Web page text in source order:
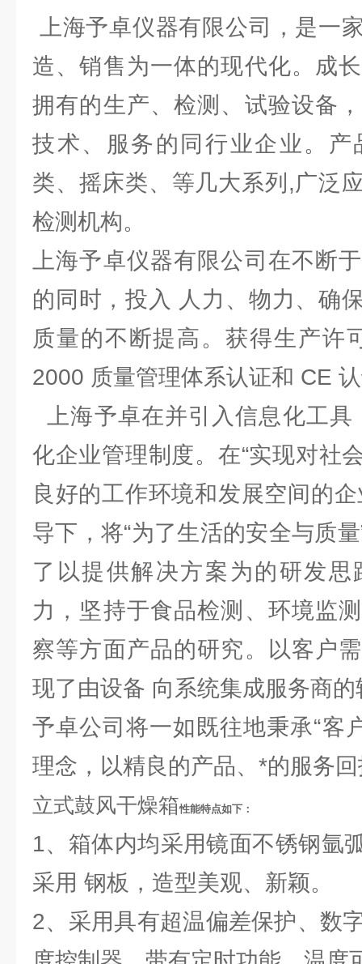
上海予卓仪器有限公司，是一
造、销售为一体的现代化。成
拥有的生产、检测、试验设备
技术、服务的同行业企业。产
类、摇床类、等几大系列,广泛
检测机构。
上海予卓仪器有限公司在不断
的同时，投入 人力、物力、确
质量的不断提高。获得生产许
2000 质量管理体系认证和
上海予卓在并引入信息化工具
化企业管理制度。在“实现对社
良好的工作环境和发展空间的
导下，将“为了生活的安全与质
了以提供解决方案为的研发
力，坚持于食品检测、环境监
察等方面产品的研究。以客户
现了由设备 向系统集成服务商的
予卓公司将一如既往地秉承“客
理念，以精良的产品、*的服务
立式鼓风干燥箱性能特点如下：
1、箱体内均采用镜面不锈钢氩
采用 钢板，造型美观、新颖。
2、采用具有超温偏差保护、数